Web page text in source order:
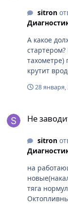
больно
Дизеля не
остановки
сегодня
крутит
sitron
A какое
тахометре)
крутит
рампе
раз(пускач
эфира.
28 января,
Не
sitron
на
тяга
Октопливный